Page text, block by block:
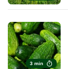
3 min